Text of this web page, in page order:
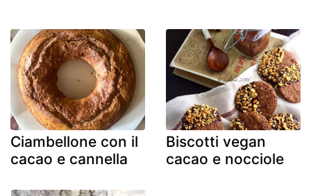
Ciambellone con il
cacao e cannella
Biscotti vegan
cacao e nocciole